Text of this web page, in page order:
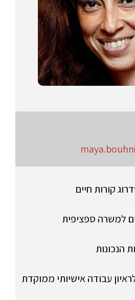
קורות חיים
למשרה ספציפית
הנכונות
עבודה אישיותי ממוקדת